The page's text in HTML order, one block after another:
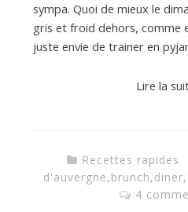
sympa. Quoi de mieux le
gris et froid dehors, comme
juste envie de trainer en
Lire la
Recettes rapides
d'auvergne,brunch,diner,
4